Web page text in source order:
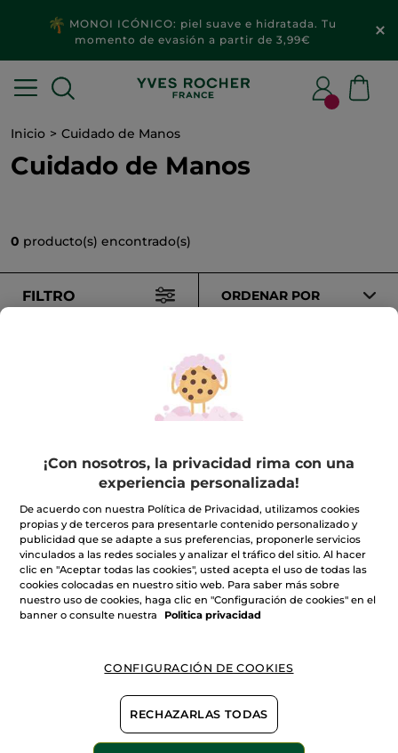
MONOI ICÓNICO: piel suave e hidratada. Tu
momento de evasión a partir de 3,99€
Inicio Cuidado de Manos
Cuidado de Manos
0 producto(s) encontrado(s)
FILTRO ORDENAR POR
100%extractos
vegetales
60 hectáreas de
campos orgánicos
¡Con nosotros, la privacidad rima con una
experiencia personalizada!
De acuerdo con nuestra Política de Privacidad, utilizamos cookies
propias y de terceros para presentarle contenido personalizado y
publicidad que se adapte a sus preferencias, proponerle servicios
vinculados a las redes sociales y analizar el tráfico del sitio. Al hacer
clic en "Aceptar todas las cookies", usted acepta el uso de todas las
cookies colocadas en nuestro sitio web. Para saber más sobre
nuestro uso de cookies, haga clic en "Configuración de cookies" en el
banner o consulte nuestra
Politica privacidad
CONFIGURACIÓN DE COOKIES
RECHAZARLAS TODAS